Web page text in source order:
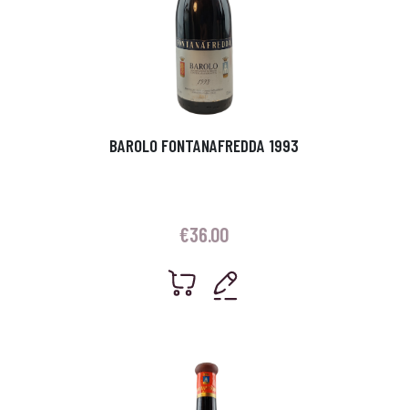
BAROLO FONTANAFREDDA 1993
€36.00